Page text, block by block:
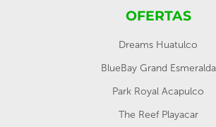
OFERTAS
Dreams Huatulco
BlueBay Grand Esmeralda
Park Royal Acapulco
The Reef Playacar